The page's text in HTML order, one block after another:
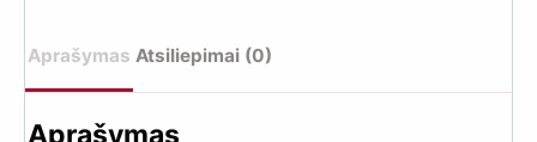
Aprašymas Atsiliepimai (0)
Aprašymas